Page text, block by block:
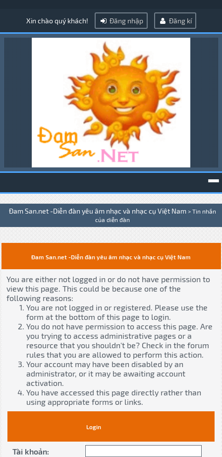
Xin chào quý khách! Đăng nhập Đăng kí
Đam San.net -Diễn đàn yêu âm nhạc và nhạc cụ Việt Nam > Tin nhắn
của diễn đàn
Đam San.net -Diễn đàn yêu âm nhạc và nhạc cụ Việt Nam
You are either not logged in or do not have permission to
view this page. This could be because one of the
following reasons:
You are not logged in or registered. Please use the
form at the bottom of this page to login.
You do not have permission to access this page. Are
you trying to access administrative pages or a
resource that you shouldn't be? Check in the forum
rules that you are allowed to perform this action.
Your account may have been disabled by an
administrator, or it may be awaiting account
activation.
You have accessed this page directly rather than
using appropriate forms or links.
Login
Tài khoản: